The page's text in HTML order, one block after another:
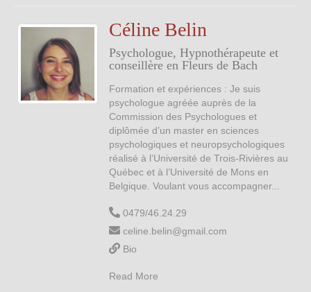
Céline Belin
Psychologue, Hypnothérapeute et
conseillère en Fleurs de Bach
Formation et expériences : Je suis
psychologue agréée auprès de la
Commission des Psychologues et
diplômée d’un master en sciences
psychologiques et neuropsychologiques
réalisé à l’Université de Trois-Rivières au
Québec et à l’Université de Mons en
Belgique. Voulant vous accompagner...
0479/46.24.29
celine.belin@gmail.com
Bio
Read More